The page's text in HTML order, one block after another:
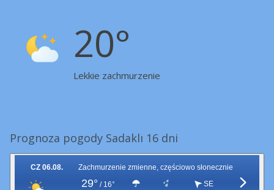
20°
Lekkie zachmurzenie
Prognoza pogody Sadaklı 16 dni
CZ 06.08. Zachmurzenie zmienne, częściowo słonecznie
29° / 16°
SE